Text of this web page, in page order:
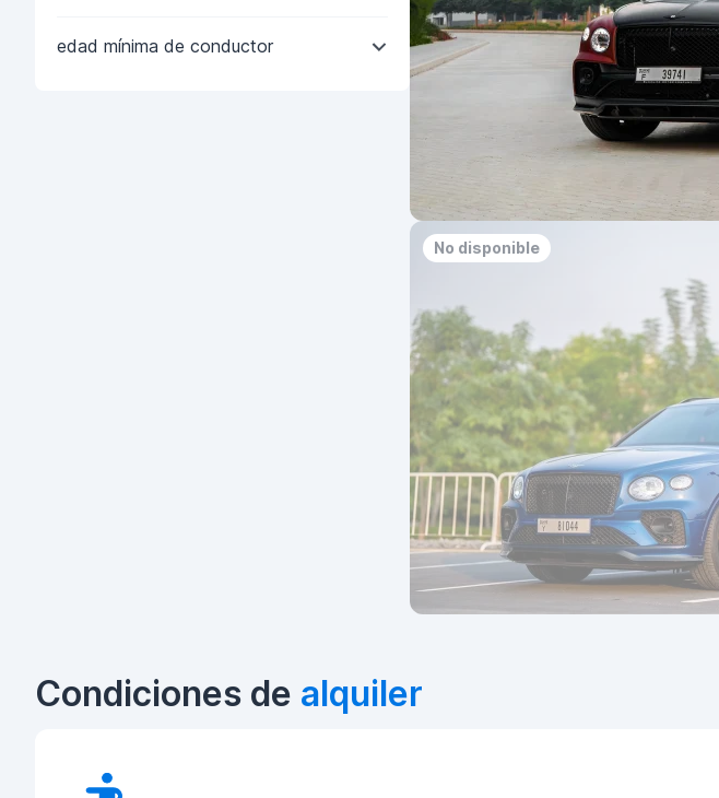
edad mínima de conductor
No disponible
Condiciones de alquiler